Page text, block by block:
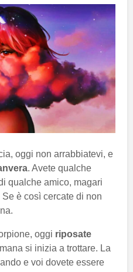
oggi non arrabbiatevi, e
. Avete qualche
qualche amico, magari
è così cercate di non
oggi riposate
si inizia a trottare. La
e voi dovete essere